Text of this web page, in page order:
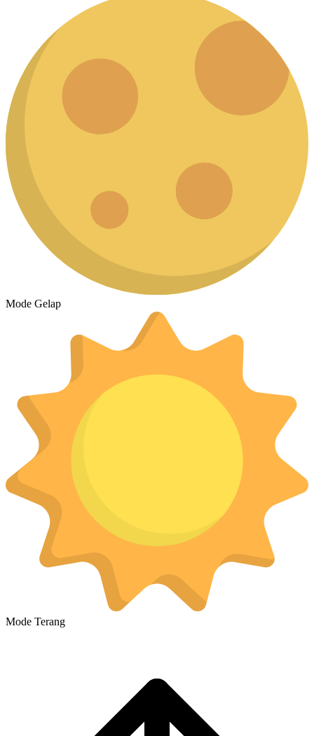
Mode Gelap
Mode Terang